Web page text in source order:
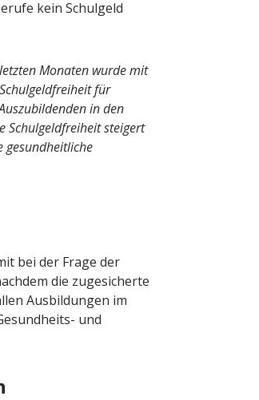
kein Schulgeld
Monaten wurde mit
für
in den
Schulgeldfreiheit steigert
gesundheitliche
bei der Frage der
die zugesicherte
Ausbildungen im
und